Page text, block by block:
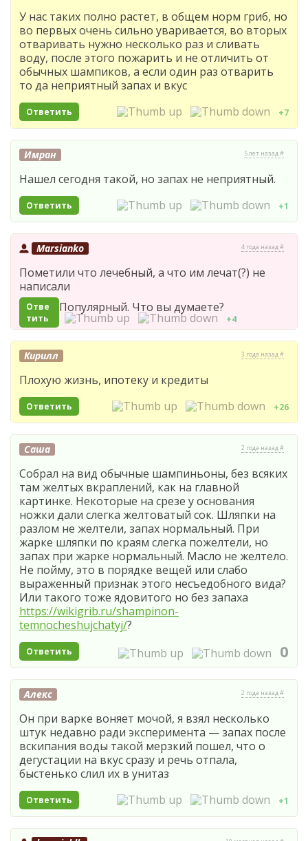
У нас таких полно растет, в общем норм гриб, но
во первых очень сильно уваривается, во вторых
отваривать нужно несколько раз и сливать
воду, после этого пожарить и не отличить от
обычных шампиков, а если один раз отварить
то да неприятный запах и вкус
Ответить +7
Имран 5 лет назад #
Нашел сегодня такой, но запах не неприятный.
Ответить +1
Marsianko 4 года назад #
Пометили что лечебный, а что им лечат(?) не
написали
Отве
тить
Популярный. Что вы думаете?
+4
Кирилл 3 года назад #
Плохую жизнь, ипотеку и кредиты
Ответить +26
Саша 2 года назад #
Собрал на вид обычные шампиньоны, без всяких
там желтых вкраплений, как на главной
картинке. Некоторые на срезе у основания
ножки дали слегка желтоватый сок. Шляпки на
разлом не желтели, запах нормальный. При
жарке шляпки по краям слегка пожелтели, но
запах при жарке нормальный. Масло не желтело.
Не пойму, это в порядке вещей или слабо
выраженный признак этого несъедобного вида?
Или такого тоже ядовитого но без запаха
https://wikigrib.ru/shampinon-
temnocheshujchatyj/?
Ответить 0
Алекс 2 года назад #
Он при варке воняет мочой, я взял несколько
штук недавно ради эксперимента — запах после
вскипания воды такой мерзкий пошел, что о
дегустации на вкус сразу и речь отпала,
быстенько слил их в унитаз
Ответить +1